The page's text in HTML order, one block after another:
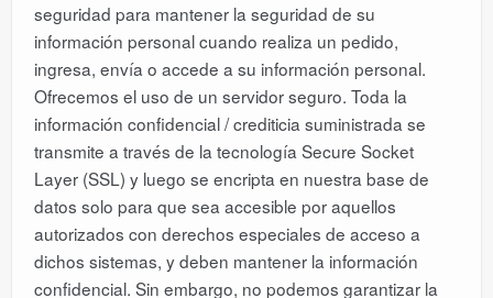
seguridad para mantener la seguridad de su
información personal cuando realiza un pedido,
ingresa, envía o accede a su información personal.
Ofrecemos el uso de un servidor seguro. Toda la
información confidencial / crediticia suministrada se
transmite a través de la tecnología Secure Socket
Layer (SSL) y luego se encripta en nuestra base de
datos solo para que sea accesible por aquellos
autorizados con derechos especiales de acceso a
dichos sistemas, y deben mantener la información
confidencial. Sin embargo, no podemos garantizar la